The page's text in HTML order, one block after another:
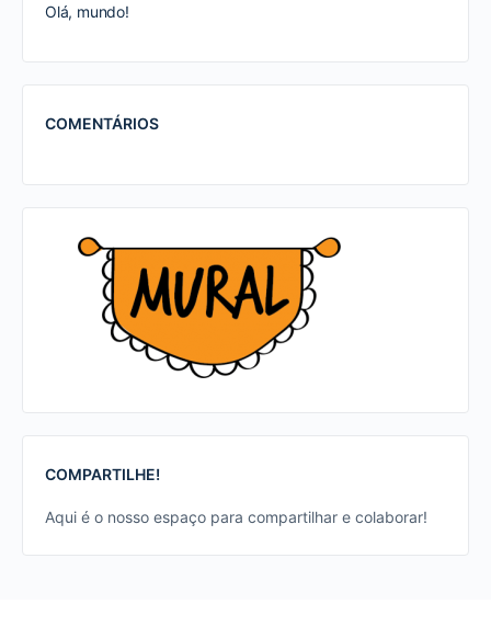
Olá, mundo!
COMENTÁRIOS
COMPARTILHE!
Aqui é o nosso espaço para compartilhar e colaborar!